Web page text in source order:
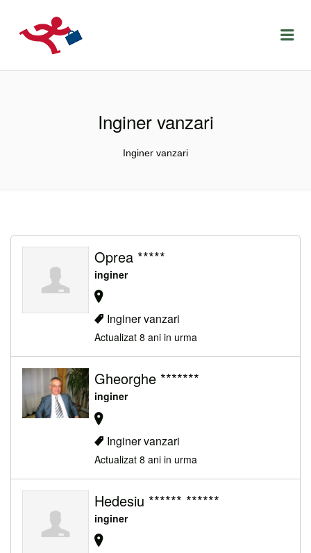
LOCURIDEMUNCACLUJ.NET
Inginer vanzari
Inginer vanzari
Oprea *****
inginer
Inginer vanzari
Actualizat 8 ani in urma
Gheorghe *******
inginer
Inginer vanzari
Actualizat 8 ani in urma
Hedesiu ****** ******
inginer